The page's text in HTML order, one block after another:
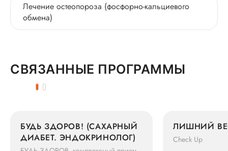
Лечение остеопороза (фосфорно-кальциевого
обмена)
СВЯЗАННЫЕ ПРОГРАММЫ
БУДЬ ЗДОРОВ! (САХАРНЫЙ
ДИАБЕТ. ЭНДОКРИНОЛОГ)
ЛИШНИЙ
Check Up